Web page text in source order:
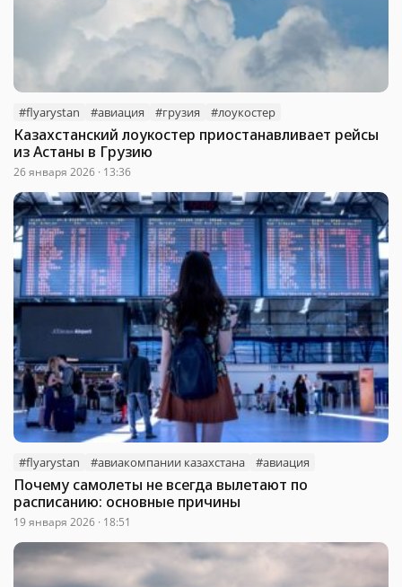
#flyarystan #авиация #грузия #лоукостер
Казахстанский лоукостер приостанавливает рейсы
из Астаны в Грузию
26 января 2026 · 13:36
#flyarystan #авиакомпании казахстана #авиация
Почему самолеты не всегда вылетают по
расписанию: основные причины
19 января 2026 · 18:51